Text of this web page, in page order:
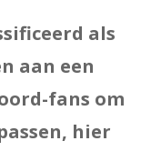
als
aan een
fans om
hier